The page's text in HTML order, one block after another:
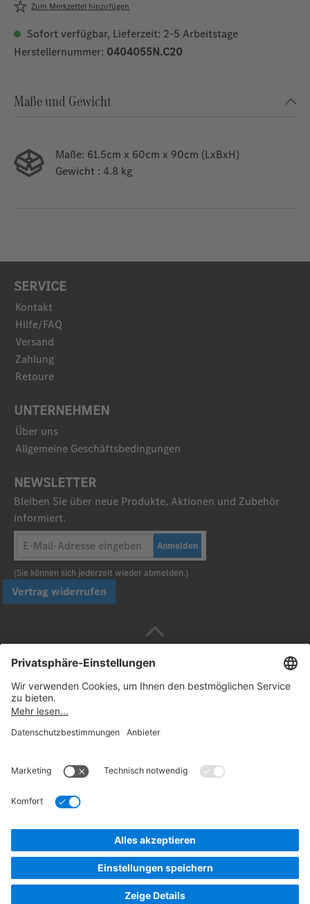
Zum Merkzettel hinzufügen
Sofort verfügbar, Lieferzeit: 2-5 Arbeitstage
Herstellernummer: 0404055N.C20
Maße und Gewicht
Maße: 61.5cm x 60cm x 90cm (LxBxH)
Gewicht : 4.8 kg
SERVICE
Kontakt
Hilfe/FAQ
Versand
Zahlung
Retoure
UNTERNEHMEN
Über uns
Allgemeine Geschäftsbedingungen
NEWSLETTER
Bleiben Sie über neue Produkte, Aktionen und Zubehör
informiert.
Anmelden
(Sie können sich jederzeit wieder abmelden.)
Vertrag widerrufen
Sicher bezahlen mit
© 2026. Daimler Truck AG. Alle Rechte vorbehalten
Widerrufsbelehrung
Hinweise